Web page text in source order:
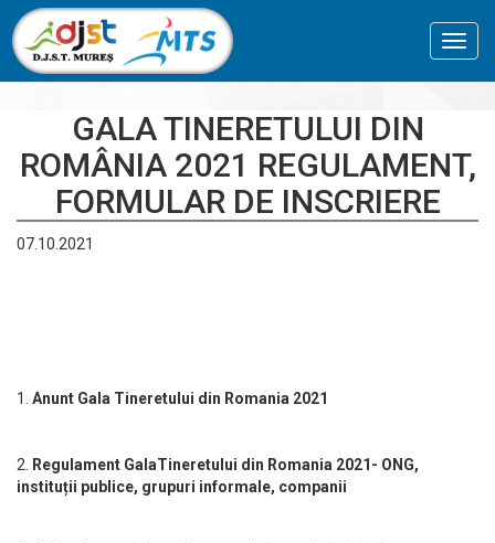
GALA TINERETULUI DIN
ROMÂNIA 2021 REGULAMENT,
FORMULAR DE INSCRIERE
07.10.2021
1. Anunt Gala Tineretului din Romania 2021
2.
Regulament GalaTineretului din Romania 2021- ONG,
instituții publice, grupuri informale, companii